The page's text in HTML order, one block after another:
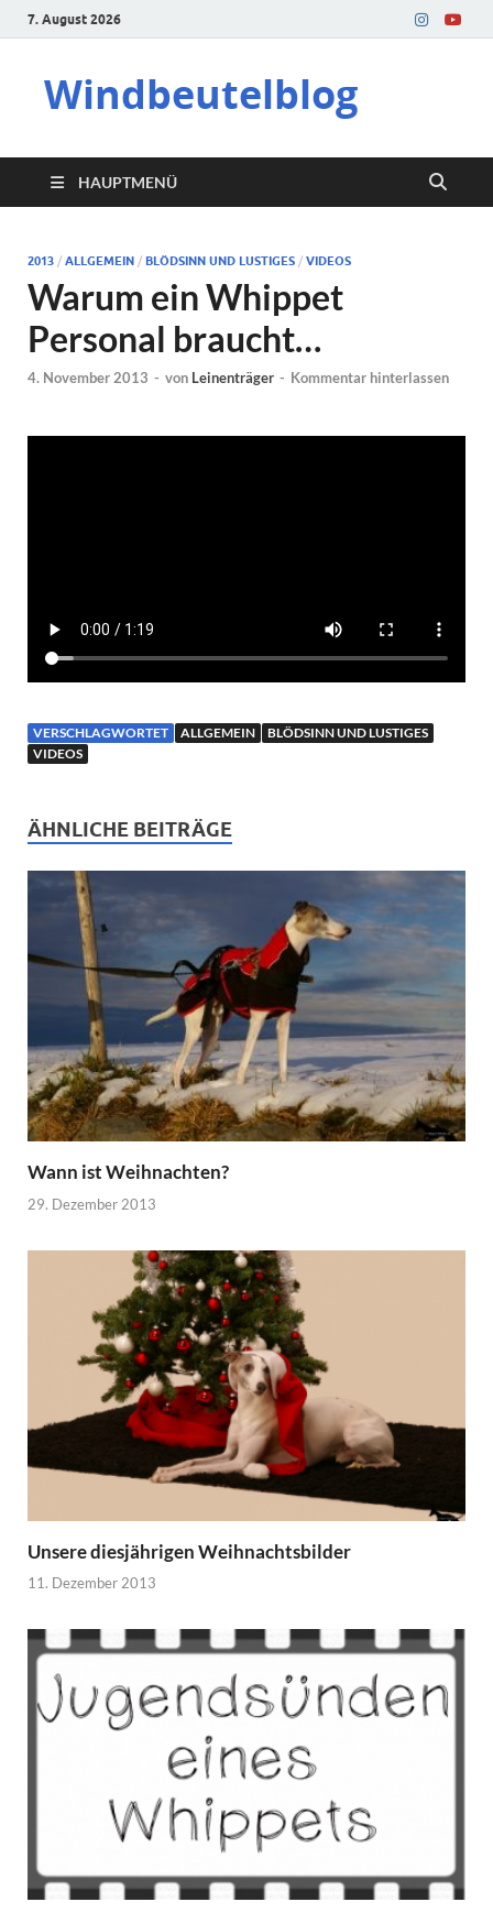
7. August 2026
Windbeutelblog
HAUPTMENÜ
2013 / ALLGEMEIN / BLÖDSINN UND LUSTIGES / VIDEOS
Warum ein Whippet
Personal braucht…
4. November 2013 - von Leinenträger - Kommentar hinterlassen
VERSCHLAGWORTET ALLGEMEIN
BLÖDSINN UND LUSTIGES
VIDEOS
ÄHNLICHE BEITRÄGE
Wann ist Weihnachten?
29. Dezember 2013
Unsere diesjährigen Weihnachtsbilder
11. Dezember 2013